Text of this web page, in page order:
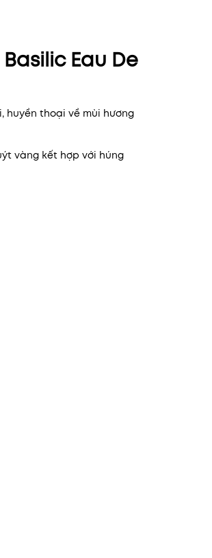
Eau De
huyền thoại về mùi hương
vàng kết hợp với húng